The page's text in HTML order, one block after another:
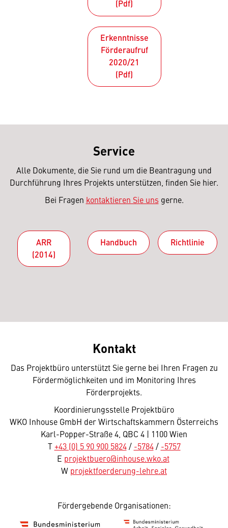
(Pdf)
Erkenntnisse
Förderaufruf
2020/21
(Pdf)
Service
Alle Dokumente, die Sie rund um die Beantragung und
Durchführung Ihres Projekts unterstützen, finden Sie hier.
Bei Fragen kontaktieren Sie uns gerne.
ARR
(2014)
Handbuch Richtlinie
Kontakt
Das Projektbüro unterstützt Sie gerne bei Ihren Fragen zu
Fördermöglichkeiten und im Monitoring Ihres
Förderprojekts.
Koordinierungsstelle Projektbüro
WKO Inhouse GmbH der Wirtschaftskammern Österreichs
Karl-Popper-Straße 4, QBC 4 | 1100 Wien
T+43 (0) 5 90 900 5824/ -5784/ -5757
E projektbuero@inhouse.wko.at
W projektfoerderung-lehre.at
Fördergebende Organisationen: